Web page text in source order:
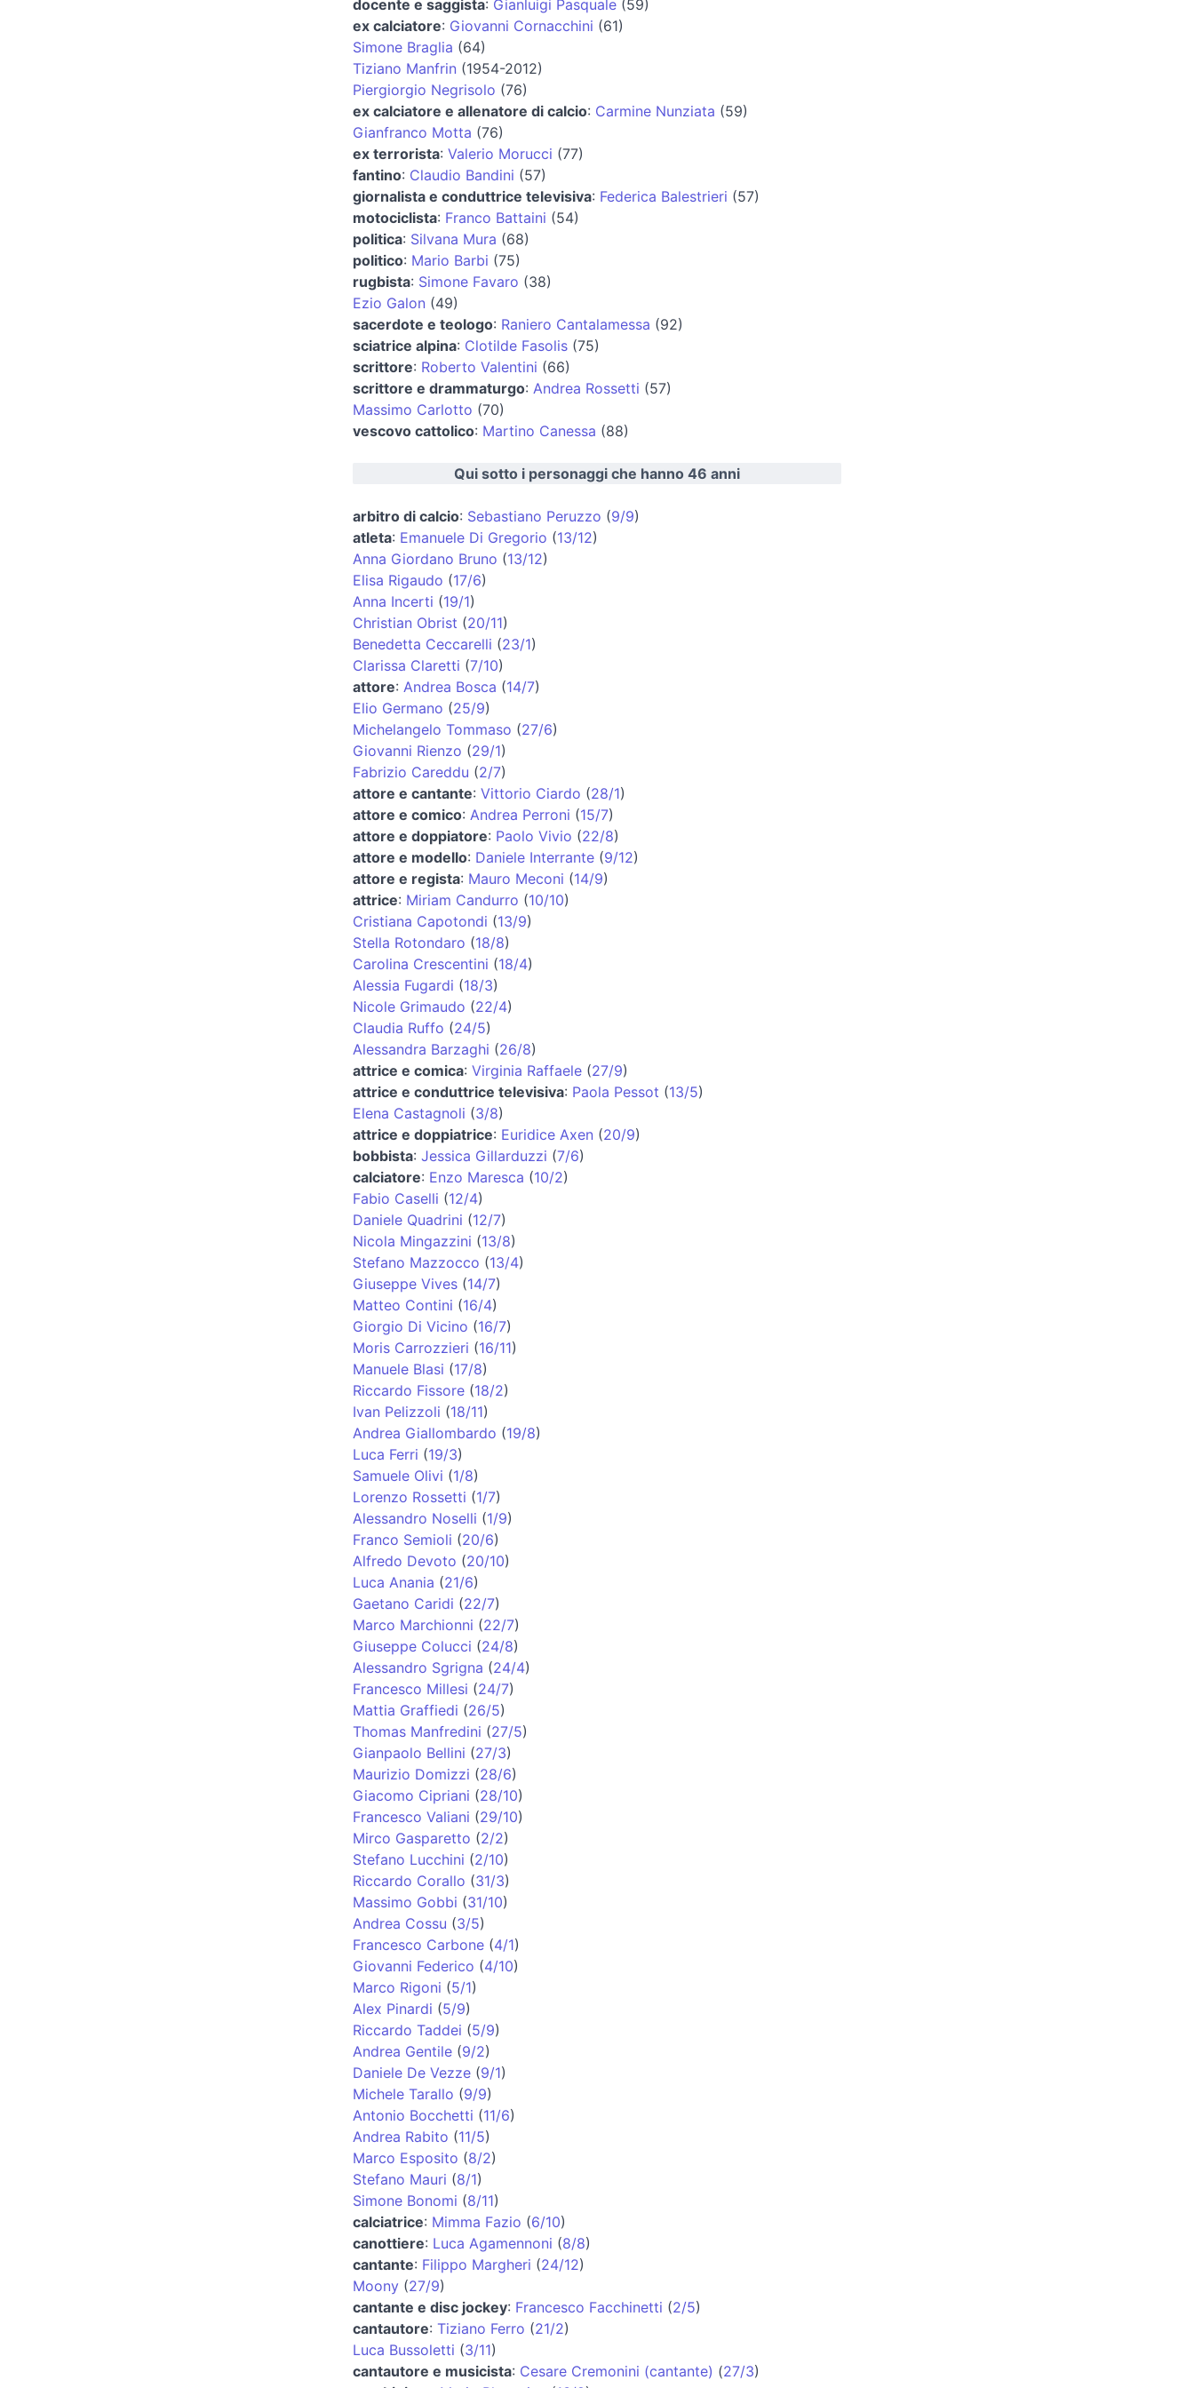
docente e saggista: Gianluigi Pasquale (59)
ex calciatore: Giovanni Cornacchini (61)
Simone Braglia (64)
Tiziano Manfrin (1954-2012)
Piergiorgio Negrisolo (76)
ex calciatore e allenatore di calcio: Carmine Nunziata (59)
Gianfranco Motta (76)
ex terrorista: Valerio Morucci (77)
fantino: Claudio Bandini (57)
giornalista e conduttrice televisiva: Federica Balestrieri (57)
motociclista: Franco Battaini (54)
politica: Silvana Mura (68)
politico: Mario Barbi (75)
rugbista: Simone Favaro (38)
Ezio Galon (49)
sacerdote e teologo: Raniero Cantalamessa (92)
sciatrice alpina: Clotilde Fasolis (75)
scrittore: Roberto Valentini (66)
scrittore e drammaturgo: Andrea Rossetti (57)
Massimo Carlotto (70)
vescovo cattolico: Martino Canessa (88)
Qui sotto i personaggi che hanno 46 anni
arbitro di calcio: Sebastiano Peruzzo (9/9)
atleta: Emanuele Di Gregorio (13/12)
Anna Giordano Bruno (13/12)
Elisa Rigaudo (17/6)
Anna Incerti (19/1)
Christian Obrist (20/11)
Benedetta Ceccarelli (23/1)
Clarissa Claretti (7/10)
attore: Andrea Bosca (14/7)
Elio Germano (25/9)
Michelangelo Tommaso (27/6)
Giovanni Rienzo (29/1)
Fabrizio Careddu (2/7)
attore e cantante: Vittorio Ciardo (28/1)
attore e comico: Andrea Perroni (15/7)
attore e doppiatore: Paolo Vivio (22/8)
attore e modello: Daniele Interrante (9/12)
attore e regista: Mauro Meconi (14/9)
attrice: Miriam Candurro (10/10)
Cristiana Capotondi (13/9)
Stella Rotondaro (18/8)
Carolina Crescentini (18/4)
Alessia Fugardi (18/3)
Nicole Grimaudo (22/4)
Claudia Ruffo (24/5)
Alessandra Barzaghi (26/8)
attrice e comica: Virginia Raffaele (27/9)
attrice e conduttrice televisiva: Paola Pessot (13/5)
Elena Castagnoli (3/8)
attrice e doppiatrice: Euridice Axen (20/9)
bobbista: Jessica Gillarduzzi (7/6)
calciatore: Enzo Maresca (10/2)
Fabio Caselli (12/4)
Daniele Quadrini (12/7)
Nicola Mingazzini (13/8)
Stefano Mazzocco (13/4)
Giuseppe Vives (14/7)
Matteo Contini (16/4)
Giorgio Di Vicino (16/7)
Moris Carrozzieri (16/11)
Manuele Blasi (17/8)
Riccardo Fissore (18/2)
Ivan Pelizzoli (18/11)
Andrea Giallombardo (19/8)
Luca Ferri (19/3)
Samuele Olivi (1/8)
Lorenzo Rossetti (1/7)
Alessandro Noselli (1/9)
Franco Semioli (20/6)
Alfredo Devoto (20/10)
Luca Anania (21/6)
Gaetano Caridi (22/7)
Marco Marchionni (22/7)
Giuseppe Colucci (24/8)
Alessandro Sgrigna (24/4)
Francesco Millesi (24/7)
Mattia Graffiedi (26/5)
Thomas Manfredini (27/5)
Gianpaolo Bellini (27/3)
Maurizio Domizzi (28/6)
Giacomo Cipriani (28/10)
Francesco Valiani (29/10)
Mirco Gasparetto (2/2)
Stefano Lucchini (2/10)
Riccardo Corallo (31/3)
Massimo Gobbi (31/10)
Andrea Cossu (3/5)
Francesco Carbone (4/1)
Giovanni Federico (4/10)
Marco Rigoni (5/1)
Alex Pinardi (5/9)
Riccardo Taddei (5/9)
Andrea Gentile (9/2)
Daniele De Vezze (9/1)
Michele Tarallo (9/9)
Antonio Bocchetti (11/6)
Andrea Rabito (11/5)
Marco Esposito (8/2)
Stefano Mauri (8/1)
Simone Bonomi (8/11)
calciatrice: Mimma Fazio (6/10)
canottiere: Luca Agamennoni (8/8)
cantante: Filippo Margheri (24/12)
Moony (27/9)
cantante e disc jockey: Francesco Facchinetti (2/5)
cantautore: Tiziano Ferro (21/2)
Luca Bussoletti (3/11)
cantautore e musicista: Cesare Cremonini (cantante) (27/3)